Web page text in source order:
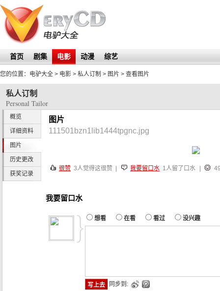
首页 剧集 电影 动漫 综艺
您的位置： 电驴大全 > 电影 > 私人订制 > 图片 > 查看图片
私人订制
Personal Tailor
概览
详细资料
图片
历史更改
获奖记录
图片
111501bzn1lib1444tpgnc.jpg
很赞 3人觉得这很赞 | 我要留口水 1人留了口水
我要留口水
想看 在看 看过 没兴趣
同步到: